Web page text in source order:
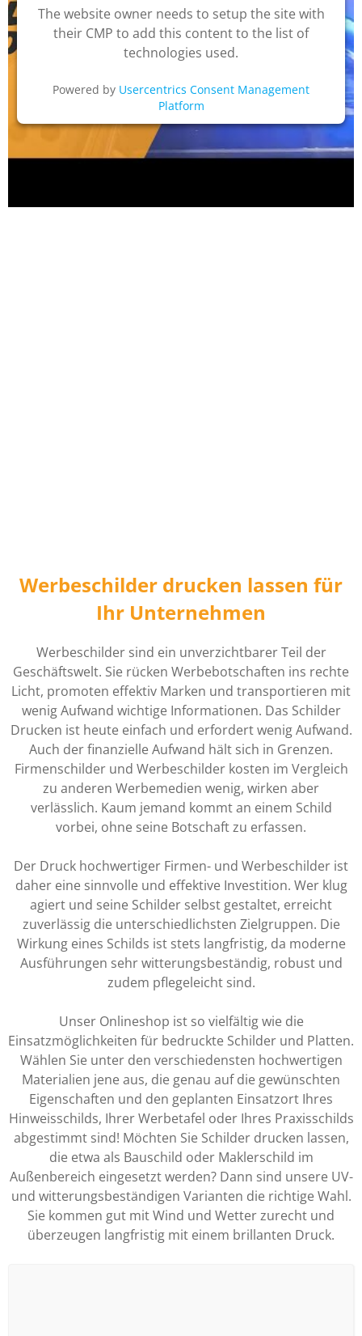
The website owner needs to setup the site with
their CMP to add this content to the list of
technologies used.
Powered by Usercentrics Consent Management
Platform
Werbeschilder drucken lassen für
Ihr Unternehmen
Werbeschilder sind ein unverzichtbarer Teil der
Geschäftswelt. Sie rücken Werbebotschaften ins rechte
Licht, promoten effektiv Marken und transportieren mit
wenig Aufwand wichtige Informationen. Das Schilder
Drucken ist heute einfach und erfordert wenig Aufwand.
Auch der finanzielle Aufwand hält sich in Grenzen.
Firmenschilder und Werbeschilder kosten im Vergleich
zu anderen Werbemedien wenig, wirken aber
verlässlich. Kaum jemand kommt an einem Schild
vorbei, ohne seine Botschaft zu erfassen.
Der Druck hochwertiger Firmen- und Werbeschilder ist
daher eine sinnvolle und effektive Investition. Wer klug
agiert und seine Schilder selbst gestaltet, erreicht
zuverlässig die unterschiedlichsten Zielgruppen. Die
Wirkung eines Schilds ist stets langfristig, da moderne
Ausführungen sehr witterungsbeständig, robust und
zudem pflegeleicht sind.
Unser Onlineshop ist so vielfältig wie die
Einsatzmöglichkeiten für bedruckte Schilder und Platten.
Wählen Sie unter den verschiedensten hochwertigen
Materialien jene aus, die genau auf die gewünschten
Eigenschaften und den geplanten Einsatzort Ihres
Hinweisschilds, Ihrer Werbetafel oder Ihres Praxisschilds
abgestimmt sind! Möchten Sie Schilder drucken lassen,
die etwa als Bauschild oder Maklerschild im
Außenbereich eingesetzt werden? Dann sind unsere UV-
und witterungsbeständigen Varianten die richtige Wahl.
Sie kommen gut mit Wind und Wetter zurecht und
überzeugen langfristig mit einem brillanten Druck.